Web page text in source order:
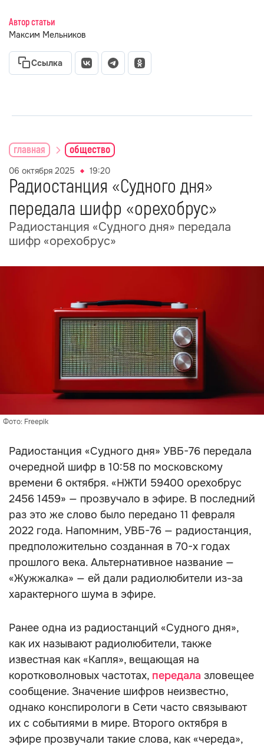
Автор статьи
Максим Мельников
Ссылка
главная общество
06 октября 2025 19:20
Радиостанция «Судного дня»
передала шифр «орехобрус»
Радиостанция «Судного дня» передала
шифр «орехобрус»
Фото: Freepik
Радиостанция «Судного дня» УВБ-76 передала
очередной шифр в 10:58 по московскому
времени 6 октября. «НЖТИ 59400 орехобрус
2456 1459» — прозвучало в эфире. В последний
раз это же слово было передано 11 февраля
2022 года. Напомним, УВБ-76 — радиостанция,
предположительно созданная в 70-х годах
прошлого века. Альтернативное название —
«Жужжалка» — ей дали радиолюбители из-за
характерного шума в эфире.
Ранее одна из радиостанций «Cудного дня»,
как их называют радиолюбители, также
известная как «Капля», вещающая на
коротковолновых частотах, передала зловещее
сообщение. Значение шифров неизвестно,
однако конспирологи в Сети часто связывают
их с событиями в мире. Второго октября в
эфире прозвучали такие слова, как «череда»,